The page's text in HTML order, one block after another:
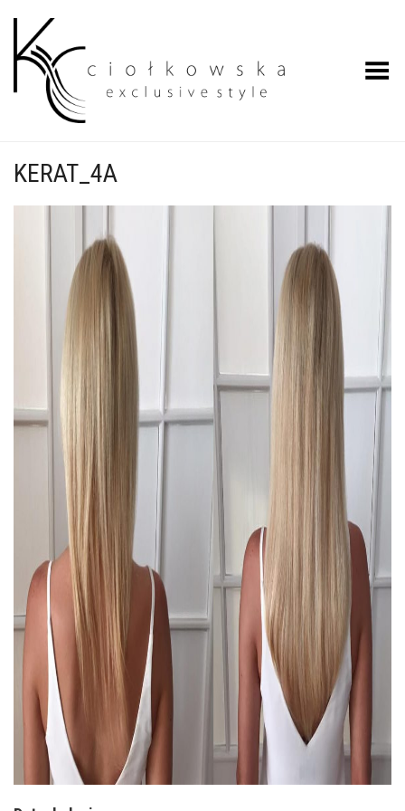
Przełącz menu
KERAT_4A